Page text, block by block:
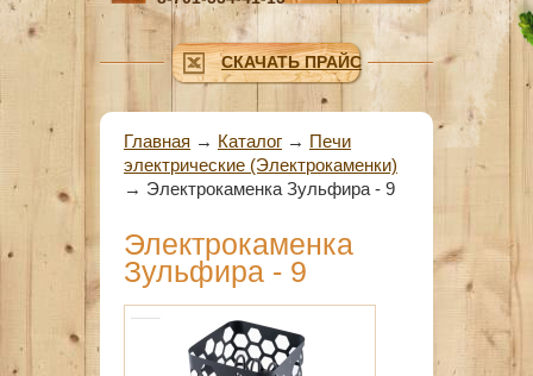
СКАЧАТЬ ПРАЙС
Вы здесь
Главная → Каталог → Печи
электрические (Электрокаменки)
→ Электрокаменка Зульфира - 9
Электрокаменка
Зульфира - 9